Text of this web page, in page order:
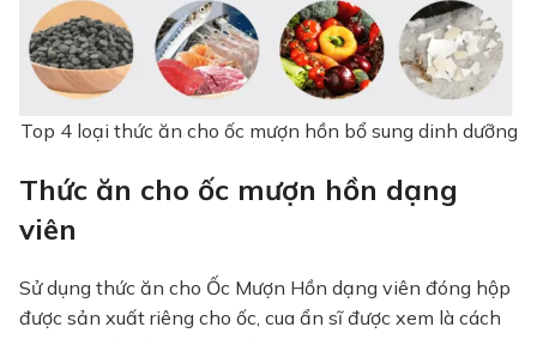
Top 4 loại thức ăn cho ốc mượn hồn bổ sung dinh dưỡng
Thức ăn cho ốc mượn hồn dạng
viên
Sử dụng thức ăn cho Ốc Mượn Hồn dạng viên đóng hộp
được sản xuất riêng cho ốc, cua ẩn sĩ được xem là cách